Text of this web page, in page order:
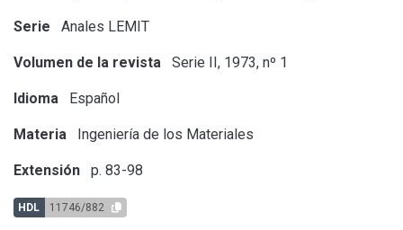
Serie Anales LEMIT
Volumen de la revista Serie II, 1973, nº 1
Idioma Español
Materia Ingeniería de los Materiales
Extensión p. 83-98
HDL 11746/882